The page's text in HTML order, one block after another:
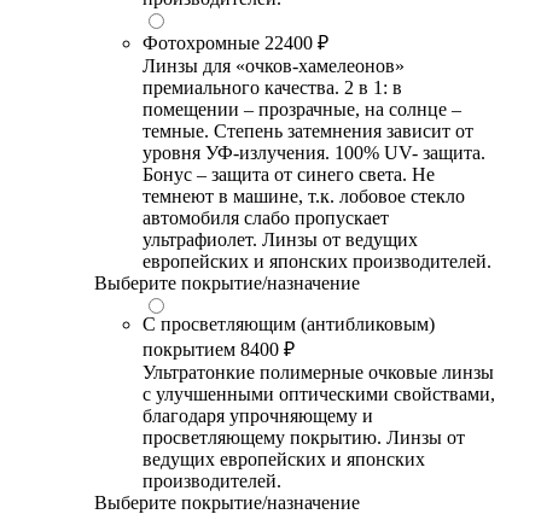
Фотохромные 22400 ₽
Линзы для «очков-хамелеонов»
премиального качества. 2 в 1: в
помещении – прозрачные, на солнце –
темные. Степень затемнения зависит от
уровня УФ-излучения. 100% UV- защита.
Бонус – защита от синего света. Не
темнеют в машине, т.к. лобовое стекло
автомобиля слабо пропускает
ультрафиолет. Линзы от ведущих
европейских и японских производителей.
Выберите покрытие/назначение
С просветляющим (антибликовым)
покрытием 8400 ₽
Ультратонкие полимерные очковые линзы
с улучшенными оптическими свойствами,
благодаря упрочняющему и
просветляющему покрытию. Линзы от
ведущих европейских и японских
производителей.
Выберите покрытие/назначение